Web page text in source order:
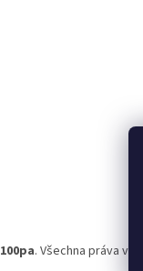
100pa. Všechna práva